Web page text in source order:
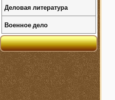
Деловая литература
Военное дело